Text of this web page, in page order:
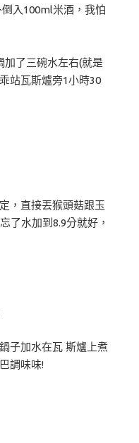
入100ml米酒，我怕
加了三碗水左右(就是
站瓦斯爐旁1小時30
，直接丟猴頭菇跟玉
了水加到8.9分就好，
子加水在瓦 斯爐上煮
調味味!